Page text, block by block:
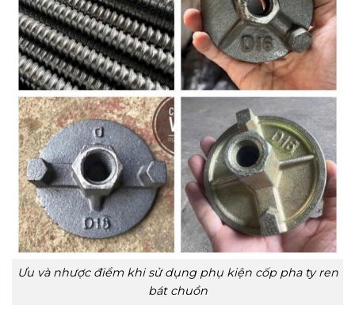
Ưu và nhược điểm khi sử dụng phụ kiện cốp pha ty ren
bát chuồn